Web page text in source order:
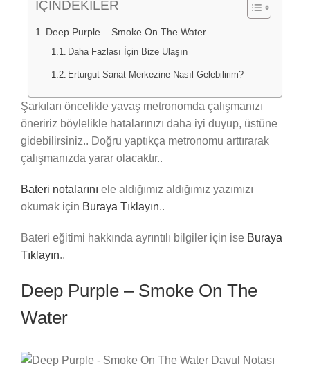
İÇİNDEKİLER
Deep Purple – Smoke On The Water
Daha Fazlası İçin Bize Ulaşın
Erturgut Sanat Merkezine Nasıl Gelebilirim?
Şarkıları öncelikle yavaş metronomda çalışmanızı
öneririz böylelikle hatalarınızı daha iyi duyup, üstüne
gidebilirsiniz.. Doğru yaptıkça metronomu arttırarak
çalışmanızda yarar olacaktır..
Bateri notalarını ele aldığımız aldığımız yazımızı
okumak için Buraya Tıklayın..
Bateri eğitimi hakkında ayrıntılı bilgiler için ise Buraya
Tıklayın..
Deep Purple – Smoke On The
Water